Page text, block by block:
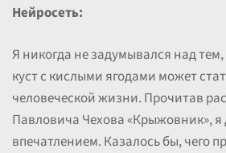
Нейросеть:
Я никогда не задумывался над
куст с кислыми ягодами может
человеческой жизни. Прочитав
Павловича Чехова «Крыжовник», я
впечатлением. Казалось бы, чего